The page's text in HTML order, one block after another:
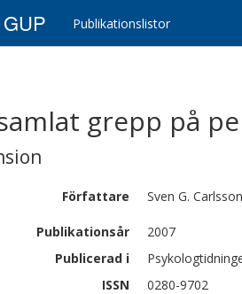
GUP Publikationslistor
grepp på
Författare Sven G. Carlsson
Publikationsår
2007
Publicerad i
ISSN
0280-9702